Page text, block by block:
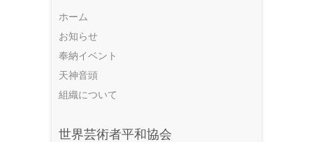
ホーム
お知らせ
奉納イベント
天神音頭
組織について
世界芸術者平和協会